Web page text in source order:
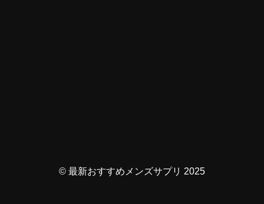
© 最新おすすめメンズサプリ 2025